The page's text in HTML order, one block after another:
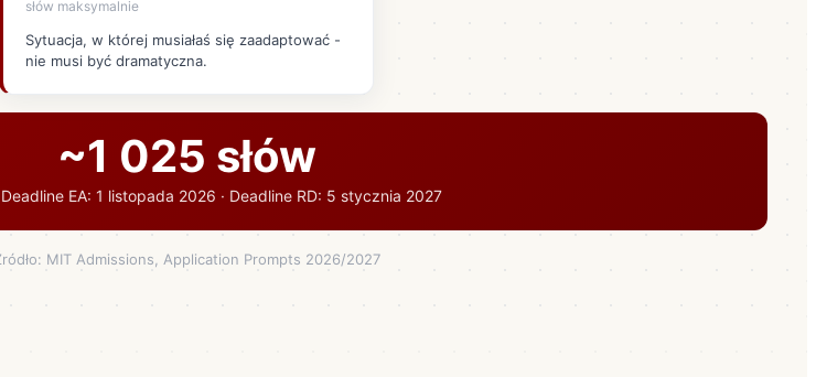
słów maksymalnie
Sytuacja, w której musiałaś się zaadaptować -
nie musi być dramatyczna.
~1 025 słów
EA: 1 listopada 2026 · Deadline RD: 5 stycznia 2027
MIT Admissions, Application Prompts 2026/2027